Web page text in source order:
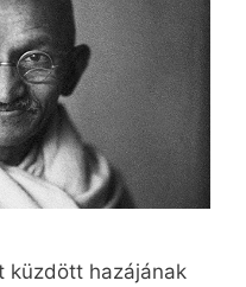
küzdött hazájának